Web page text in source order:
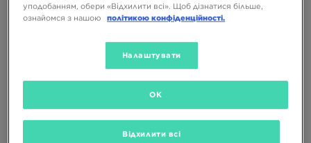
PUMA SPEEDCAT BALLET
уподобанням, обери «Відхилити всі». Щоб дізнатися більше,
ознайомся з нашою
політикою конфіденційності.
Налаштувати
Відхилити всі
OK